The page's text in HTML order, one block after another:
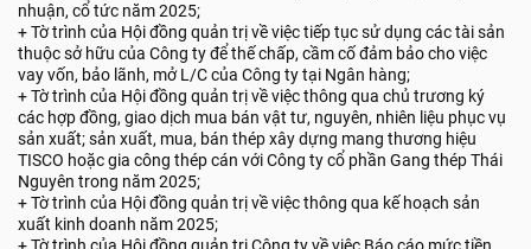
nhuận, cổ tức năm 2025;
+ Tờ trình của Hội đồng quản trị về việc tiếp tục sử dụng các tài sản
thuộc sở hữu của Công ty để thế chấp, cầm cố đảm bảo cho việc
vay vốn, bảo lãnh, mở L/C của Công ty tại Ngân hàng;
+ Tờ trình của Hội đồng quản trị về việc thông qua chủ trương ký
các hợp đồng, giao dịch mua bán vật tư, nguyên, nhiên liệu phục vụ
sản xuất; sản xuất, mua, bán thép xây dựng mang thương hiệu
TISCO hoặc gia công thép cán với Công ty cổ phần Gang thép Thái
Nguyên trong năm 2025;
+ Tờ trình của Hội đồng quản trị về việc thông qua kế hoạch sản
xuất kinh doanh năm 2025;